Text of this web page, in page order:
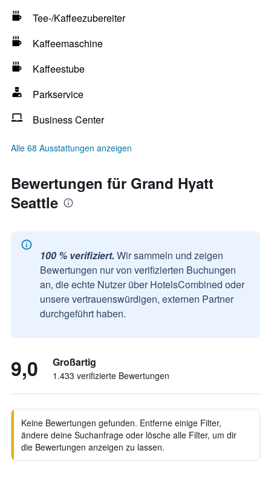
Tee-/Kaffeezubereiter
Kaffeemaschine
Kaffeestube
Parkservice
Business Center
Alle 68 Ausstattungen anzeigen
Bewertungen für Grand Hyatt
Seattle
100 % verifiziert. Wir sammeln und zeigen
Bewertungen nur von verifizierten Buchungen
an, die echte Nutzer über HotelsCombined oder
unsere vertrauenswürdigen, externen Partner
durchgeführt haben.
9,0 Großartig
1.433 verifizierte Bewertungen
Keine Bewertungen gefunden. Entferne einige Filter,
ändere deine Suchanfrage oder lösche alle Filter, um dir
die Bewertungen anzeigen zu lassen.